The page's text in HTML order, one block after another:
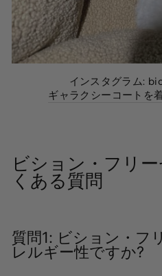
インスタグラム:
ギャラクシーコートを
ビション・フリ
くある質問
質問1: ビション・フ
レルギー性ですか?